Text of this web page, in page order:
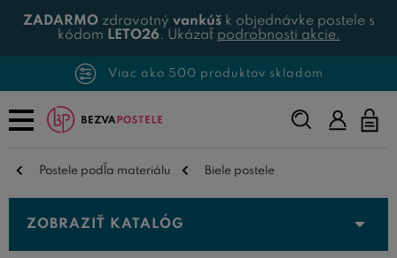
ZADARMOzdravotný vankúšk objednávke postele s
kódom LETO26. Ukázať podrobnosti akcie.
Viac ako 500 produktov skladom
Napíšte,
čo
Postele podľa materiálu Biele postele
ZOBRAZIŤ KATALÓG